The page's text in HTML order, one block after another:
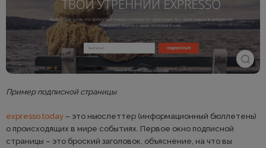
Пример подписной страницы
expresso.today – это ньюслеттер (информационный бюллетень)
о происходящих в мире событиях. Первое окно подписной
страницы – это броский заголовок, объяснение, на что вы